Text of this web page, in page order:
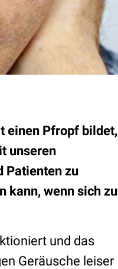
einen Pfropf bildet,
unseren
Patienten zu
kann, wenn sich zu
und das
Geräusche leiser